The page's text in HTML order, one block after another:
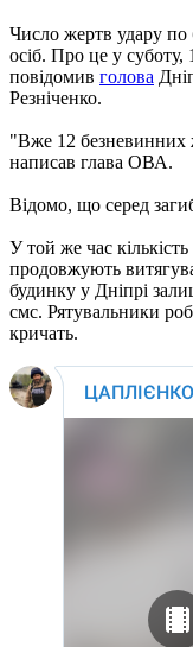
Число жертв удару по
осіб. Про це у суботу,
повідомив голова
Резніченко.
"Вже 12 безневинних
написав глава ОВА.
Відомо, що серед
У той же час
продовжують
будинку у Дніпрі
смс. Рятувальники
кричать.